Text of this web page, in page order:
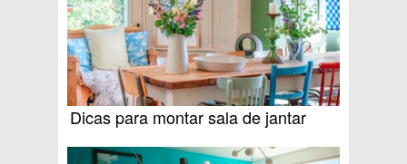
Dicas para montar sala de jantar